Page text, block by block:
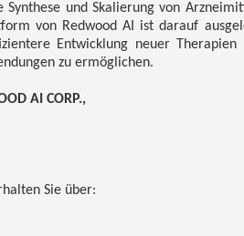
Synthese und Skalierung von
von Redwood AI ist darauf
Entwicklung neuer Therapien
zu ermöglichen.
AI CORP.,
Sie über: